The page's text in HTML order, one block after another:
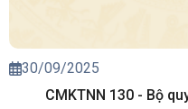
30/09/2025
CMKTNN 130 - Bộ